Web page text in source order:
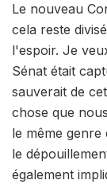
Le nouveau
cela reste
l'espoir. Je
Sénat était
sauverait de
chose que
le même
le
également